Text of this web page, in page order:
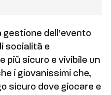
gestione dell’evento
socialità e
più sicuro e vivibile un
i giovanissimi che,
sicuro dove giocare e